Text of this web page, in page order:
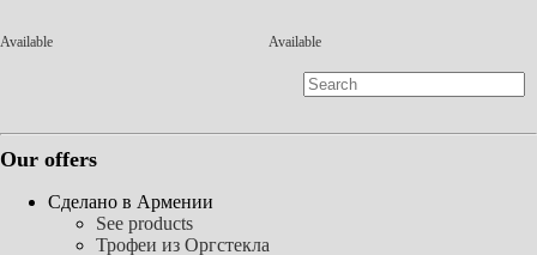
Available Available
Our offers
Сделано в Армении
See products
Трофеи из Оргстекла